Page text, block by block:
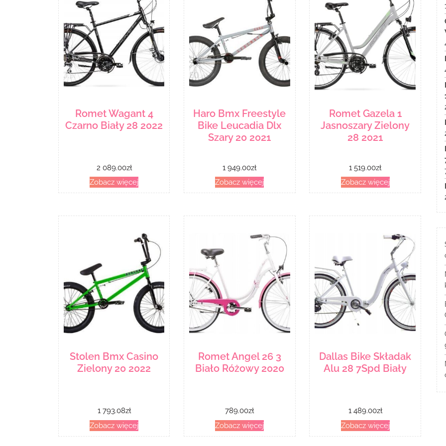
Romet Wagant 4
Czarno Biały 28 2022
2 089.00zł
Zobacz więcej
Haro Bmx Freestyle
Bike Leucadia Dlx
Szary 20 2021
1 949.00zł
Zobacz więcej
Romet Gazela 1
Jasnoszary Zielony
28 2021
1 519.00zł
Zobacz więcej
Stolen Bmx Casino
Zielony 20 2022
1 793.08zł
Zobacz więcej
Romet Angel 26 3
Biało Różowy 2020
789.00zł
Zobacz więcej
Dallas Bike Składak
Alu 28 7Spd Biały
1 489.00zł
Zobacz więcej